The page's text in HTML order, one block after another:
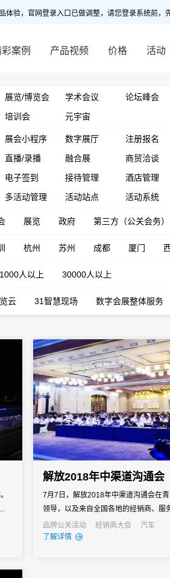
体验，官网登录入口已做调整，请您登录系统前，
案例 产品视频 价格 活动
展览/博览会 学术会议 论坛峰会
培训会 元宇宙
展会小程序 数字展厅 注册报名
直播/录播 融合展 商贸洽谈
电子签到 接待管理 酒店管理
多活动管理 活动站点 活动系统
展览 政府 第三方（公关会务）
杭州 苏州 成都 厦门
1000人以上 30000人以上
云 31智慧现场 数字会展整体服务
解放2018年中渠道沟通会
7月7日，解放2018年中渠道沟通会在
领导，以及来自全国各地的经销商、服
余人齐聚青岛，共襄盛会。31会议作为
品牌公关活动 经销商大会
汽车
了解详情